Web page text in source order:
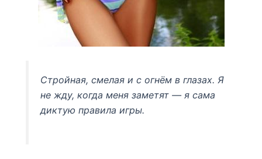
Стройная, смелая и с огнём в глазах. Я
не жду, когда меня заметят — я сама
диктую правила игры.